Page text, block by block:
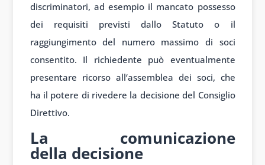
discriminatori, ad esempioil mancato possesso
dei requisiti previsti dallo Statuto o il
raggiungimento del numero massimo di soci
consentito. Il richiedente può eventualmente
presentare ricorso all‘assemblea dei soci, che
ha il potere di rivedere la decisione del Consiglio
Direttivo.
La comunicazione
della decisione